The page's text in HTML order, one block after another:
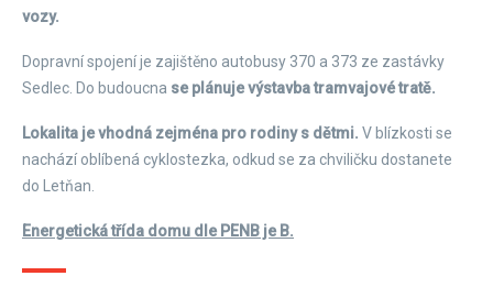
vozy.
Dopravní spojení je zajištěno autobusy 370 a 373 ze zastávky
Sedlec. Do budoucna se plánuje výstavba tramvajové tratě.
Lokalita je vhodná zejména pro rodiny s dětmi. V blízkosti se
nachází oblíbená cyklostezka, odkud se za chviličku dostanete
do Letňan.
Energetická třída domu dle PENB je B.